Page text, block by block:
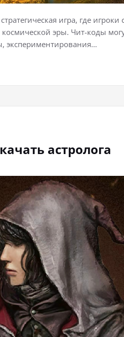
игра, где
эры. Чит-коды
экспериментирования…
астролога